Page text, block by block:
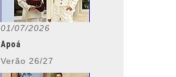
01/07/2026
Apoá
Verão 26/27